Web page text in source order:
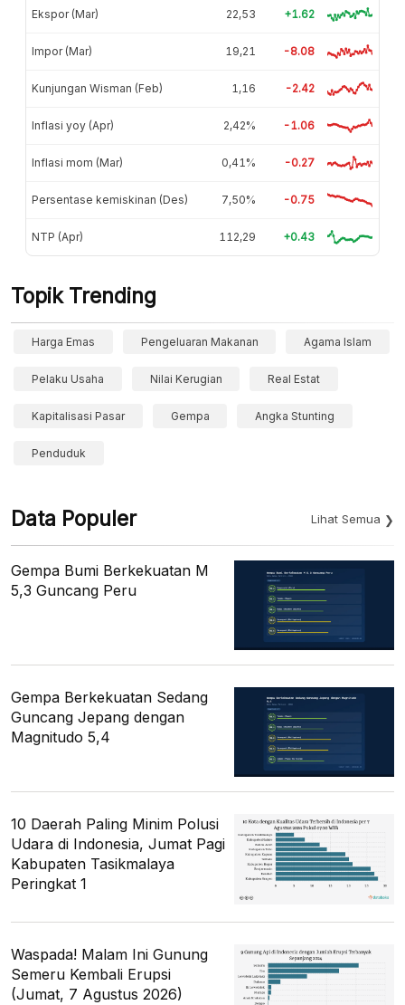
Ekspor (Mar) 22,53 +1.62
Impor (Mar) 19,21 -8.08
Kunjungan Wisman (Feb) 1,16 -2.42
Inflasi yoy (Apr) 2,42% -1.06
Inflasi mom (Mar) 0,41% -0.27
Persentase kemiskinan (Des) 7,50% -0.75
NTP (Apr) 112,29 +0.43
Topik Trending
Harga Emas Pengeluaran Makanan Agama Islam
Pelaku Usaha Nilai Kerugian Real Estat
Kapitalisasi Pasar Gempa Angka Stunting
Penduduk
Data Populer Lihat Semua
Gempa Bumi Berkekuatan M
5,3 Guncang Peru
Gempa Berkekuatan Sedang
Guncang Jepang dengan
Magnitudo 5,4
10 Daerah Paling Minim Polusi
Udara di Indonesia, Jumat Pagi
Kabupaten Tasikmalaya
Peringkat 1
Waspada! Malam Ini Gunung
Semeru Kembali Erupsi
(Jumat, 7 Agustus 2026)